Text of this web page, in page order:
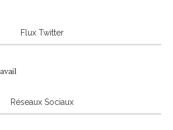
Flux Twitter
Réseaux Sociaux